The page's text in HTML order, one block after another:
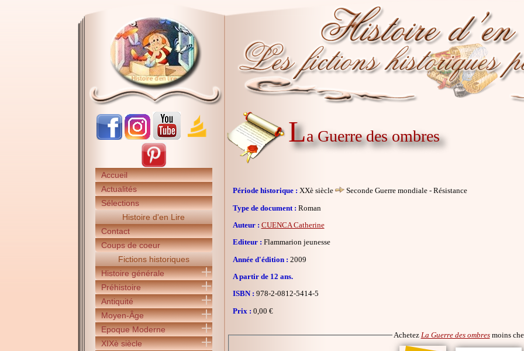
Accueil
Actualités
Sélections
Histoire d'en Lire
Contact
Coups de coeur
Fictions historiques
Histoire générale
Préhistoire
Antiquité
Moyen-Âge
Epoque Moderne
XIXè siècle
La Guerre des ombres
Période historique : XXè siècle
Seconde Guerre mondiale - Résistance
Type de document : Roman
Auteur : CUENCA Catherine
Editeur : Flammarion jeunesse
Année d'édition : 2009
A partir de 12 ans.
ISBN : 978-2-0812-5414-5
Prix : 0,00 €
Achetez La Guerre des ombresmoins